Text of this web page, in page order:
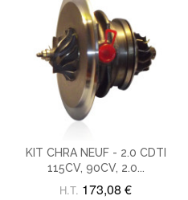
KIT CHRA NEUF - 2.0 CDTI
115CV, 90CV, 2.0...
H.T. 173,08 €